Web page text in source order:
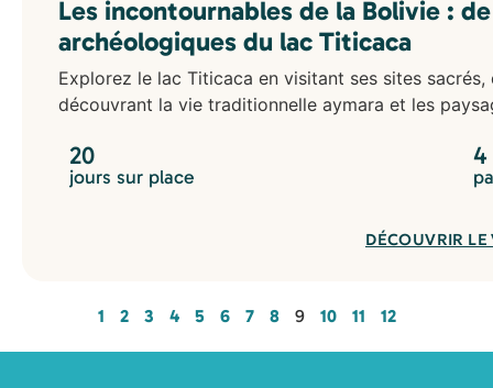
Les incontournables de la Bolivie :
archéologiques du lac Titicaca
Explorez le lac Titicaca en visitant ses sites
découvrant la vie traditionnelle aymara et les
20
jours sur place
DÉCOUVRIR LE
1 2 3 4 5 6 7 8 9 10 11 12